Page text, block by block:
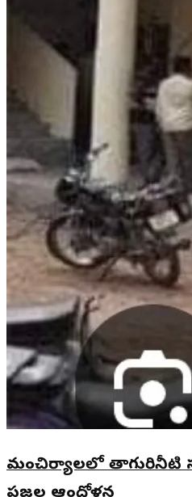
మంచిర్యాలలో తాగురినీటి